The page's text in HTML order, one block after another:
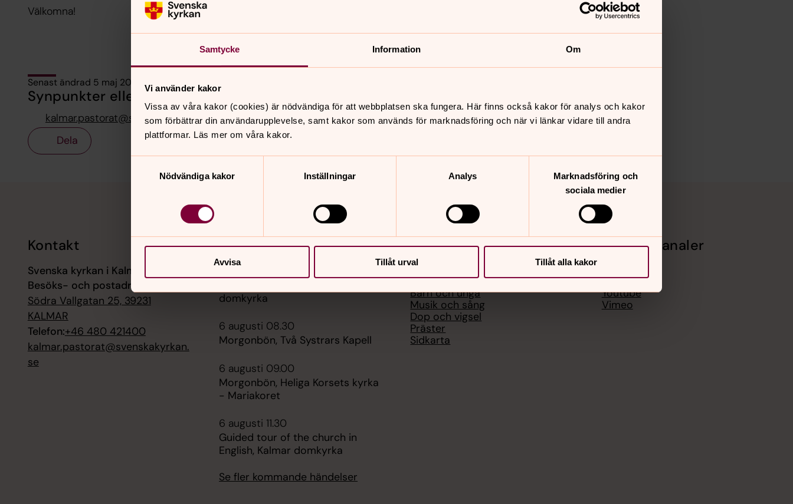
Samtycke Information Om
Vi använder kakor
Vissa av våra kakor (cookies) är nödvändiga för att webbplatsen ska fungera. Här finns också kakor för analys och kakor
som förbättrar din användarupplevelse, samt kakor som används för marknadsföring och när vi länkar vidare till andra
plattformar. Läs mer om våra kakor.
Nödvändiga kakor
Inställningar Analys
Marknadsföring och
sociala medier
Avvisa Tillåt urval Tillåt alla kakor
Välkomna!
Senast ändrad 5 maj 2026
Synpunkter eller frågor på sidans innehåll?
kalmar.pastorat@svenskakyrkan.se
Dela
Kontakt
Svenska kyrkan i Kalmar
Besöks- och postadress:
Södra Vallgatan 25, 39231
KALMAR
Telefon:+46 480 421400
kalmar.pastorat@svenskakyrkan.
se
Kalender
domkyrka
6 augusti 08.30
Morgonbön, Två Systrars Kapell
6 augusti 09.00
Morgonbön, Heliga Korsets kyrka
- Mariakoret
6 augusti 11.30
Guided tour of the church in
English, Kalmar domkyrka
Se fler kommande händelser
Hitta snabbt
Mässa och bön
Mötesplatser
Barn och unga
Musik och sång
Dop och vigsel
Präster
Sidkarta
Sociala kanaler
Instagram
Youtube
Vimeo